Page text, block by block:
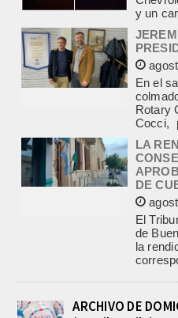
En el
Rotary
Cocci,
LA
DE
El
de
la
PRE-
ARCHIVO DE